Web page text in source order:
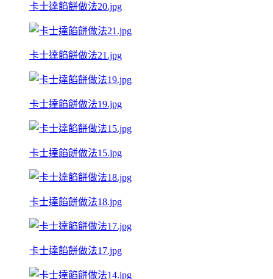
卡士達餡餅做法20.jpg
卡士達餡餅做法21.jpg
卡士達餡餅做法19.jpg
卡士達餡餅做法15.jpg
卡士達餡餅做法18.jpg
卡士達餡餅做法17.jpg